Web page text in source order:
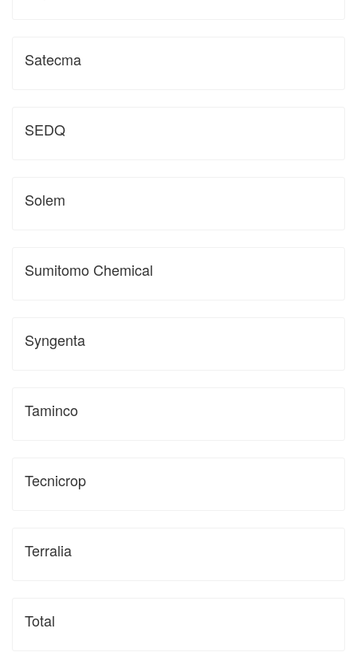
Satecma
SEDQ
Solem
Sumitomo Chemical
Syngenta
Taminco
Tecnicrop
Terralia
Total